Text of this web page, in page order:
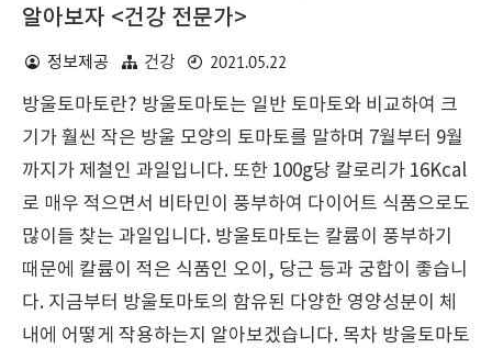
알아보자 <건강 전문가>
정보제공 건강
2021.05.22
방울토마토란? 방울토마토는 일반 토마토와 비교하여 크
기가 훨씬 작은 방울 모양의 토마토를 말하며 7월부터 9월
까지가 제철인 과일입니다. 또한 100g당 칼로리가 16Kcal
로 매우 적으면서 비타민이 풍부하여 다이어트 식품으로도
많이들 찾는 과일입니다. 방울토마토는 칼륨이 풍부하기
때문에 칼륨이 적은 식품인 오이, 당근 등과 궁합이 좋습니
다. 지금부터 방울토마토의 함유된 다양한 영양성분이 체
내에 어떻게 작용하는지 알아보겠습니다. 목차 방울토마토